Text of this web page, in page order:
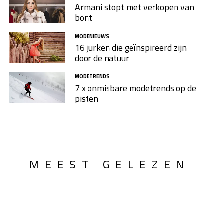
Armani stopt met verkopen van
bont
MODENIEUWS
16 jurken die geïnspireerd zijn
door de natuur
MODETRENDS
7 x onmisbare modetrends op de
pisten
MEEST GELEZEN